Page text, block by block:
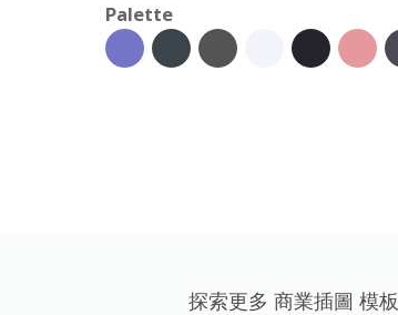
Palette
探索更多 商業插圖 模板